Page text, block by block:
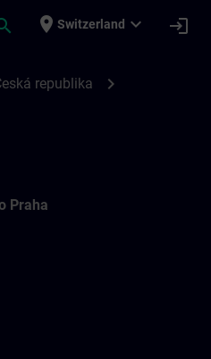
place Switzerland expand_more login
republika chevron_right
Praha